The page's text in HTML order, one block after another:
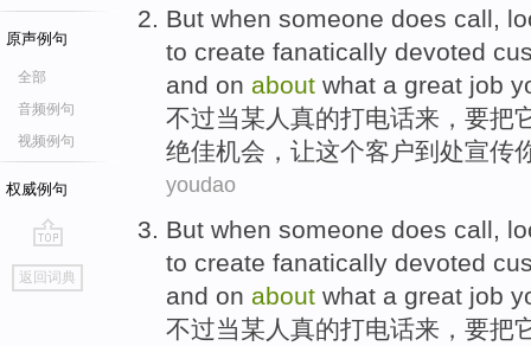
原声例句
全部
音频例句
视频例句
权威例句
go
top
返回词典
But when someone does call,
to create fanatically devoted
and on about what a great job
不过当某人 真的打电话来 ，要把
绝佳机会 ， 让这个客户到处宣传
youdao
But when someone does call ,
to create fanatically devoted
and on about what a great job
不过当某人 真的打电话来 ，要把